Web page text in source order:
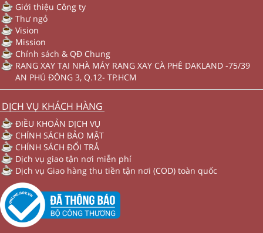
Giới thiệu Công ty
Thư ngỏ
Vision
Mission
Chính sách & QĐ Chung
RANG XAY TẠI NHÀ MÁY RANG XAY CÀ PHÊ DAKLAND -75/39
AN PHÚ ĐÔNG 3, Q.12- TP.HCM
DỊCH VỤ KHÁCH HÀNG
ĐIỀU KHOẢN DỊCH VỤ
CHÍNH SÁCH BẢO MẬT
CHÍNH SÁCH ĐỔI TRẢ
Dịch vụ giao tận nơi miễn phí
Dịch vụ Giao hàng thu tiền tận nơi (COD) toàn quốc